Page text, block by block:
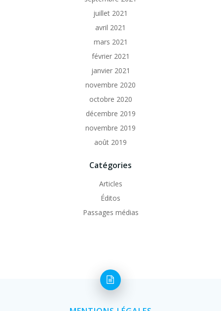
juillet 2021
avril 2021
mars 2021
février 2021
janvier 2021
novembre 2020
octobre 2020
décembre 2019
novembre 2019
août 2019
Catégories
Articles
Éditos
Passages médias